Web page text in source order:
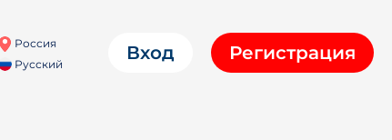
Россия
Русский
Вход Регистрация